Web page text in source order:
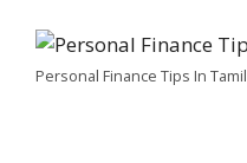
Personal Finance Tips In Tamil